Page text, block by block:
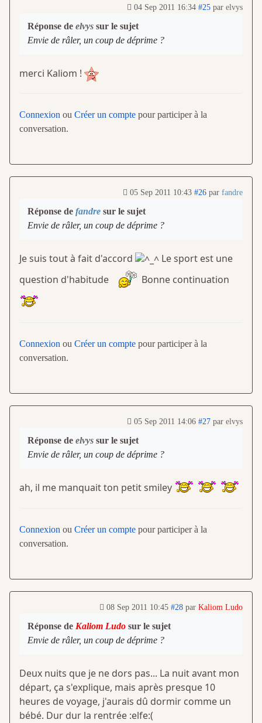
04 Sep 2011 16:34 #25 par elvys
Réponse de elvys sur le sujet
Envie de râler, un coup de déprime ?
merci Kaliom !
Connexion ou Créer un compte pour participer à la
conversation.
05 Sep 2011 10:43 #26 par fandre
Réponse de fandre sur le sujet
Envie de râler, un coup de déprime ?
Je suis tout à fait d'accord
Le sport est une
question d'habitude
Bonne continuation
Connexion ou Créer un compte pour participer à la
conversation.
05 Sep 2011 14:06 #27 par elvys
Réponse de elvys sur le sujet
Envie de râler, un coup de déprime ?
ah, il me manquait ton petit smiley
Connexion ou Créer un compte pour participer à la
conversation.
08 Sep 2011 10:45 #28 par Kaliom Ludo
Réponse de Kaliom Ludo sur le sujet
Envie de râler, un coup de déprime ?
Deux nuits que je ne dors pas... La nuit avant mon
départ, ça s'explique, mais après presque 10
heures de voyage, j'aurais dû dormir comme un
bébé. Dur dur la rentrée :elfe:(